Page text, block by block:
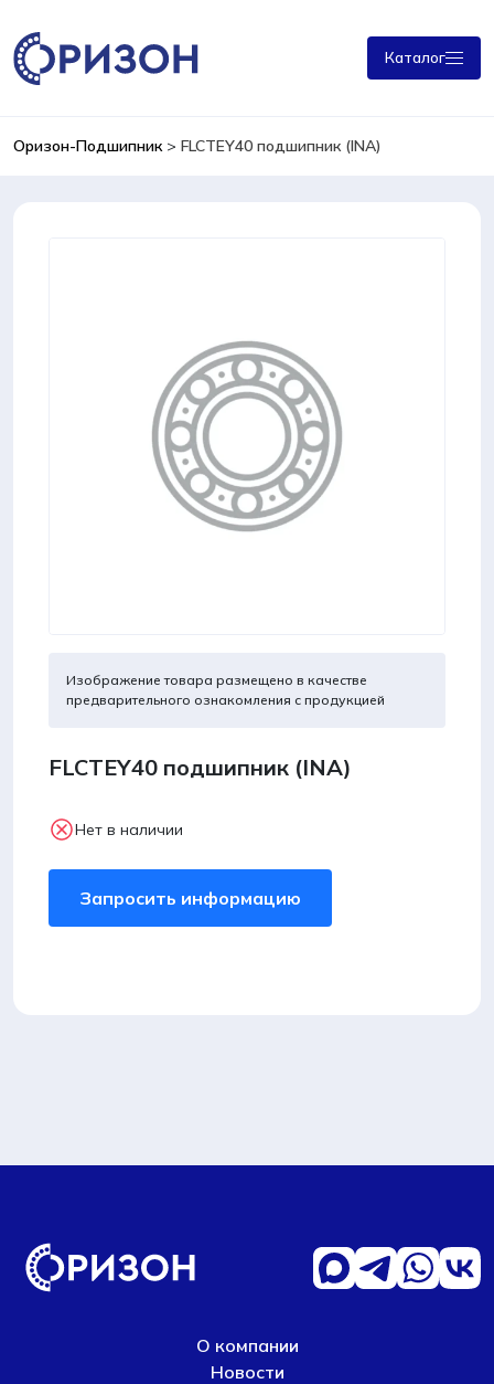
Каталог
Оризон-Подшипник> FLCTEY40 подшипник (INA)
Изображение товара размещено в качестве
предварительного ознакомления с продукцией
FLCTEY40 подшипник (INA)
Нет в наличии
Запросить информацию
О компании
Новости